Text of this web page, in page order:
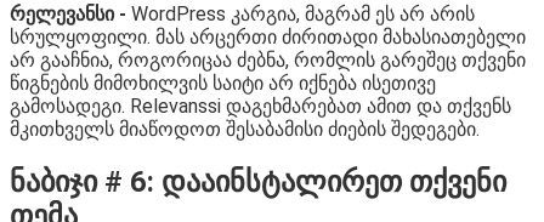
რელევანსი - WordPress კარგია, მაგრამ ეს არ არის
სრულყოფილი. მას არცერთი ძირითადი მახასიათებელი
არ გააჩნია, როგორიცაა ძებნა, რომლის გარეშეც თქვენი
წიგნების მიმოხილვის საიტი არ იქნება ისეთივე
გამოსადეგი. Relevanssi დაგეხმარებათ ამით და თქვენს
მკითხველს მიაწოდოთ შესაბამისი ძიების შედეგები.
ნაბიჯი # 6: დააინსტალირეთ თქვენი